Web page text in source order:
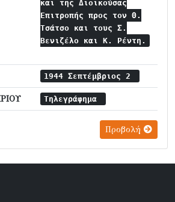
και της Διοικούσας
Επιτροπής προς τον Θ.
Τσάτσο και τους Σ.
Βενιζέλο και Κ. Ρέντη.
1944 Σεπτέμβριος 2
Τηλεγράφημα
Προβολή